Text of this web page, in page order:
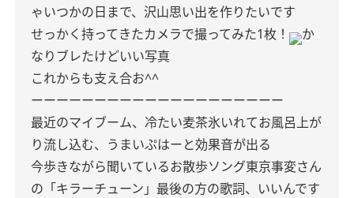
ゃいつかの日まで、沢山思い出を作りたいです
せっかく持ってきたカメラで撮ってみた1枚！
か
なりブレたけどいい写真
これからも支え合お^^
ーーーーーーーーーーーーーーーーーーーー
最近のマイブーム、冷たい麦茶氷いれてお風呂上が
り流し込む、うまいぷはーと効果音が出る
今歩きながら聞いているお散歩ソング東京事変さん
の「キラーチューン」 最後の方の歌詞、いいんです